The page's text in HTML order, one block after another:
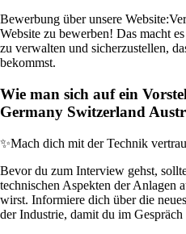
Bewerbung über unsere Website:
Website zu bewerben! Das macht
zu verwalten und sicherzustellen,
bekommst.
Wie man sich auf ein
Germany Switzerland
✨Mach dich mit der Technik
Bevor du zum Interview gehst,
technischen Aspekten der Anlagen
wirst. Informiere dich über die
der Industrie, damit du im